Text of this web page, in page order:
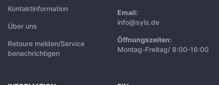
Kontaktinformation
Über uns
Retoure melden/Service
benachrichtigen
Email:
info@syis.de
Öffnungszeiten:
Montag-Freitag/ 8:00-16:00